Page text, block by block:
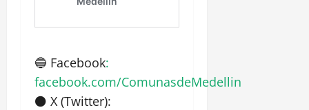
🔵 Facebook:
facebook.com/ComunasdeMedellin
⚫ X (Twitter):